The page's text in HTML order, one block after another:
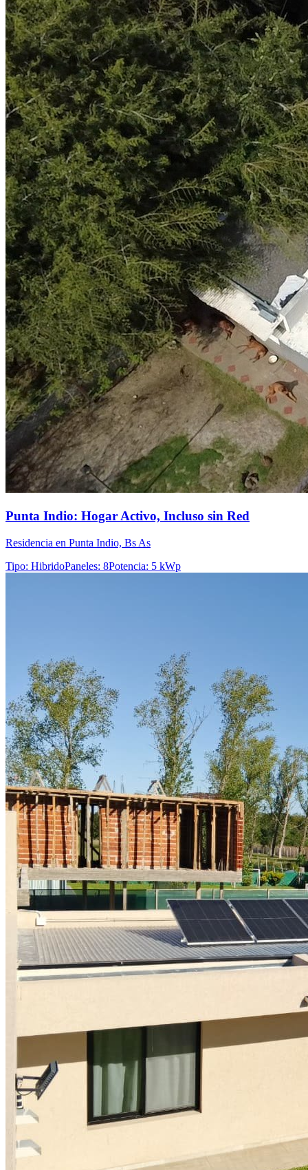
Punta Indio: Hogar Activo, Incluso sin Red
Residencia en Punta Indio, Bs As
Tipo: HibridoPaneles: 8Potencia: 5 kWp